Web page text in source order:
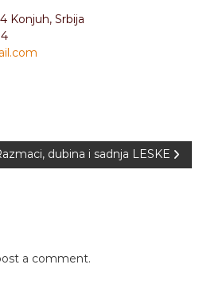
Konjuh, Srbija
dubina i sadnja LESKE
a comment.